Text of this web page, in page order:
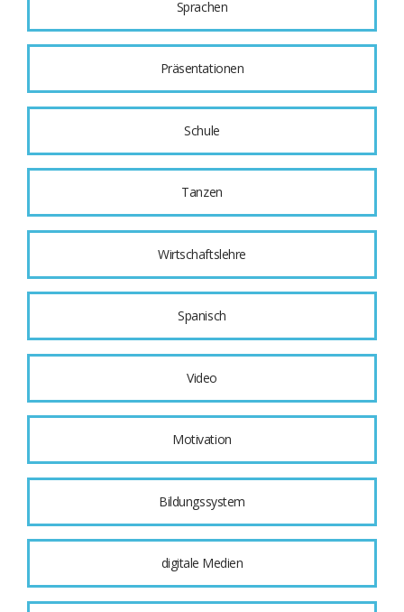
Sprachen
Präsentationen
Schule
Tanzen
Wirtschaftslehre
Spanisch
Video
Motivation
Bildungssystem
digitale Medien